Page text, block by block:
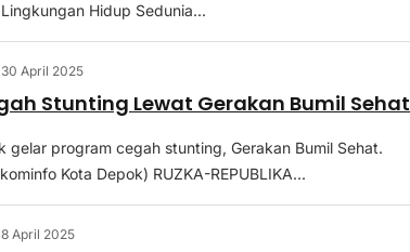
Hidup Sedunia...
30 April 2025
Stunting Lewat Gerakan Bumil Sehat
gelar program cegah stunting, Gerakan Bumil Sehat.
Kota Depok) RUZKA-REPUBLIKA...
8 April 2025